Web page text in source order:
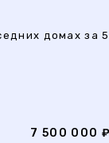
домах за
7 500 000 ₽